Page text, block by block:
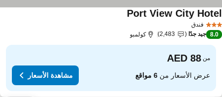
فندق
Port View Cityمشاهدة الأسعار
8.0 جيد جدًا 2,483 كولمبو
من
عرض الأسعار من6 مواقع مشاهدة الأسعار